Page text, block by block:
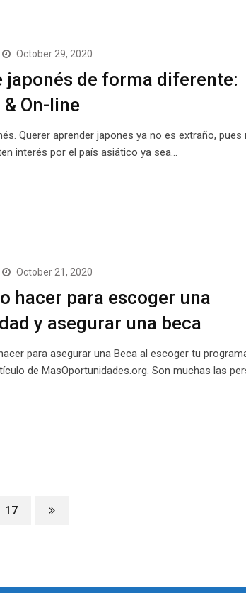
October 29, 2020
japonés de forma diferente:
On-line
Querer aprender japones ya no es extraño, pues
interés por el país asiático ya sea…
October 21, 2020
hacer para escoger una
y asegurar una beca
para asegurar una Beca al escoger tu
de MasOportunidades.org. Son muchas las
17